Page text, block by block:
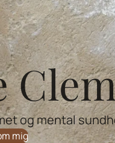
og mental
mig